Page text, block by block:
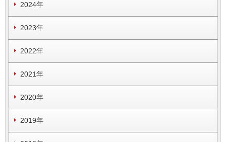
2024年
2023年
2022年
2021年
2020年
2019年